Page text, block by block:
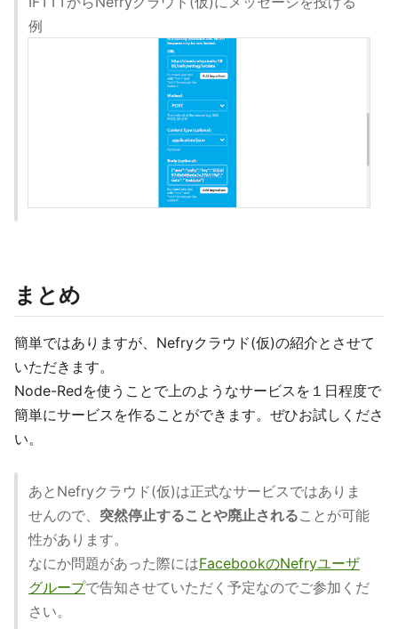
例
まとめ
簡単ではありますが、Nefryクラウド(仮)の紹介とさせて
いただきます。
Node-Redを使うことで上のようなサービスを１日程度で
簡単にサービスを作ることができます。ぜひお試しくださ
い。
あとNefryクラウド(仮)は正式なサービスではありま
せんので、 突然停止することや廃止されることが可能
性があります。
なにか問題があった際にはFacebookのNefryユーザ
グループで告知させていただく予定なのでご参加くだ
さい。